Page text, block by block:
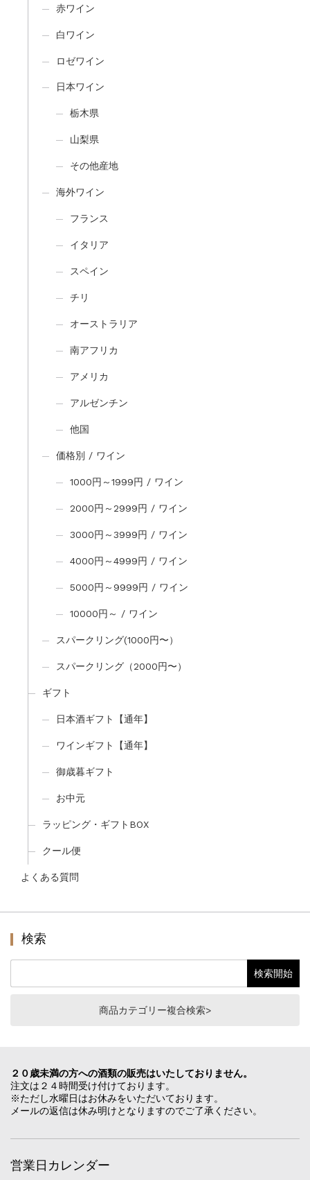
赤ワイン
白ワイン
ロゼワイン
日本ワイン
栃木県
山梨県
その他産地
海外ワイン
フランス
イタリア
スペイン
チリ
オーストラリア
南アフリカ
アメリカ
アルゼンチン
他国
価格別 / ワイン
1000円～1999円 / ワイン
2000円～2999円 / ワイン
3000円～3999円 / ワイン
4000円～4999円 / ワイン
5000円～9999円 / ワイン
10000円～ / ワイン
スパークリング(1000円〜）
スパークリング（2000円〜）
ギフト
日本酒ギフト【通年】
ワインギフト【通年】
御歳暮ギフト
お中元
ラッピング・ギフトBOX
クール便
よくある質問
検索
商品カテゴリー複合検索>
２０歳未満の方への酒類の販売はいたしておりません。
注文は２４時間受け付けております。
※ただし水曜日はお休みをいただいております。
メールの返信は休み明けとなりますのでご了承ください。
営業日カレンダー